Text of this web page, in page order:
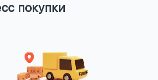
покупки